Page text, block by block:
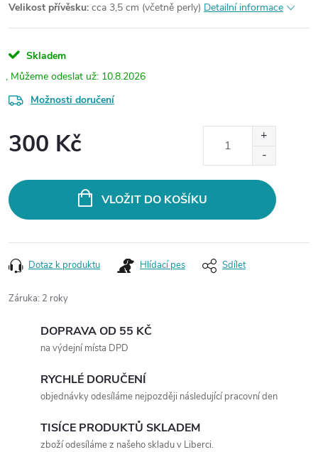
Velikost přívěsku: cca 3,5 cm (včetně perly) Detailní informace
Skladem
10.8.2026
Možnosti doručení
300 Kč
VLOŽIT DO KOŠÍKU
Dotaz k produktu Hlídací pes Sdílet
Záruka: 2 roky
DOPRAVA OD 55 KČ
na výdejní místa DPD
RYCHLÉ DORUČENÍ
objednávky odesíláme nejpozději následující pracovní den
TISÍCE PRODUKTŮ SKLADEM
zboží odesíláme z našeho skladu v Liberci.